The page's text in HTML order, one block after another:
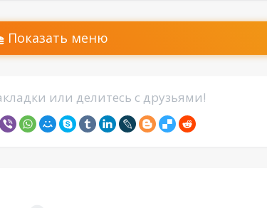
Показать меню
или делитесь с друзьями!